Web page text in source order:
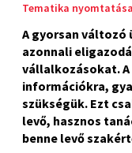
Tematika nyomtatása
A gyorsan változó
azonnali
vállalkozásokat.
információkra,
szükségük. Ezt
levő, hasznos
benne levő